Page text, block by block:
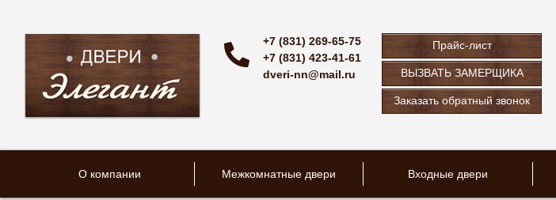
+7 (831) 269-65-75
+7 (831) 423-41-61
dveri-nn@mail.ru
Прайс-лист
ВЫЗВАТЬ ЗАМЕРЩИКА
Заказать обратный звонок
О компании Межкомнатные двери Входные двери